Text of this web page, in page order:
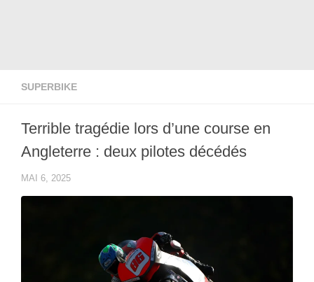
SUPERBIKE
Terrible tragédie lors d’une course en
Angleterre : deux pilotes décédés
MAI 6, 2025